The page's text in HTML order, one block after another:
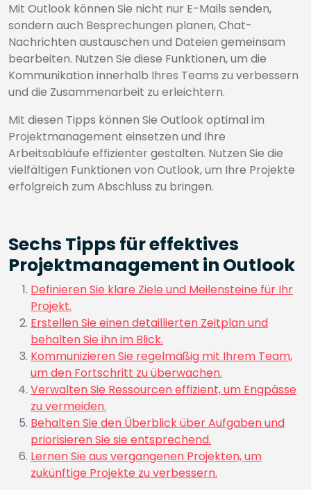
Mit Outlook können Sie nicht nur E-Mails senden,
sondern auch Besprechungen planen, Chat-
Nachrichten austauschen und Dateien gemeinsam
bearbeiten. Nutzen Sie diese Funktionen, um die
Kommunikation innerhalb Ihres Teams zu verbessern
und die Zusammenarbeit zu erleichtern.
Mit diesen Tipps können Sie Outlook optimal im
Projektmanagement einsetzen und Ihre
Arbeitsabläufe effizienter gestalten. Nutzen Sie die
vielfältigen Funktionen von Outlook, um Ihre Projekte
erfolgreich zum Abschluss zu bringen.
Sechs Tipps für effektives
Projektmanagement in Outlook
Definieren Sie klare Ziele und Meilensteine für Ihr
Projekt.
Erstellen Sie einen detaillierten Zeitplan und
behalten Sie ihn im Blick.
Kommunizieren Sie regelmäßig mit Ihrem Team,
um den Fortschritt zu überwachen.
Verwalten Sie Ressourcen effizient, um Engpässe
zu vermeiden.
Behalten Sie den Überblick über Aufgaben und
priorisieren Sie sie entsprechend.
Lernen Sie aus vergangenen Projekten, um
zukünftige Projekte zu verbessern.